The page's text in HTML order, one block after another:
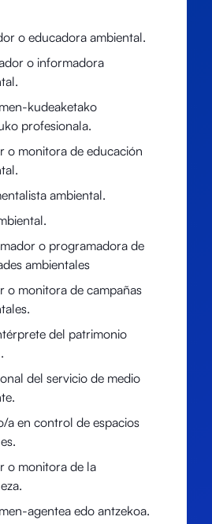
o educadora ambiental.
o informadora
kudeaketako
profesionala.
o monitora de educación
ambiental.
o programadora de
ambientales
o monitora de campañas
del patrimonio
del servicio de medio
a en control de espacios
o monitora de la
agentea edo antzekoa.